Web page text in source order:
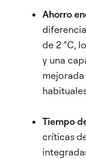
Ahorro
de 2 °C,
y una
Tiempo
críticas